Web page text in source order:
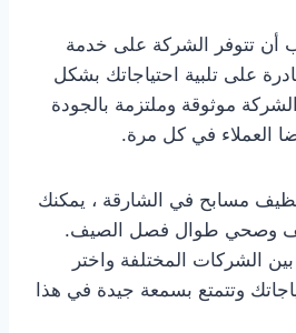
أن تتوفر الشركة على خدمة
على تلبية احتياجاتك بشكل
موثوقة وملتزمة بالجودة
العملاء في كل مرة.
مسابح في الشارقة ، يمكنك
وصحي طوال فصل الصيف.
الشركات المختلفة واختر
وتتمتع بسمعة جيدة في هذا